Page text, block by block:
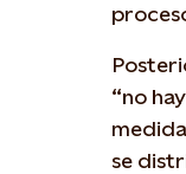
“no
se